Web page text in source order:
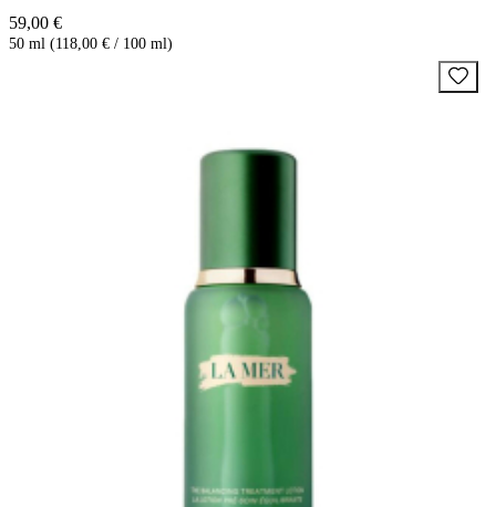
59,00 €
50 ml (118,00 € / 100 ml)